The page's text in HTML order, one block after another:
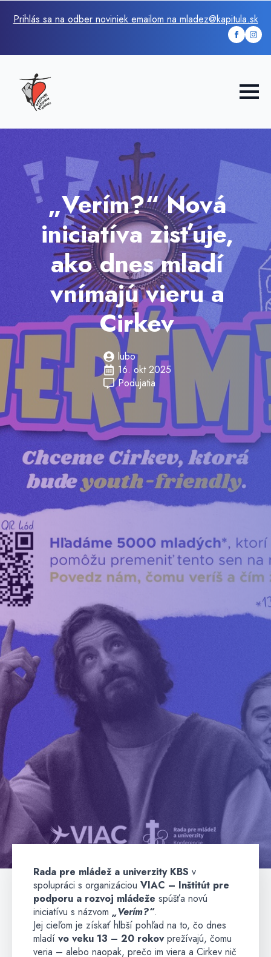
Prihlás sa na odber noviniek emailom na mladez@kapitula.sk
„Verím?“ Nová
iniciatíva zisťuje,
ako dnes mladí
vnímajú vieru a
Cirkev
lubo
16. okt 2025
Podujatia
Rada pre mládež a univerzity KBS v
spolupráci s organizáciou VIAC – Inštitút pre
podporu a rozvoj mládeže spúšťa novú
iniciatívu s názvom „Verím?“.
Jej cieľom je získať hlbší pohľad na to, čo dnes
mladí vo veku 13 – 20 rokovprežívajú, čomu
veria – alebo naopak, prečo im viera a Cirkev nič